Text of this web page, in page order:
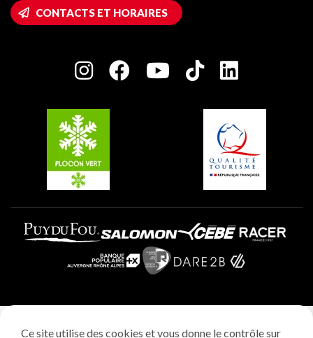
Accès Wifi
Maison des Propriétaires
Charte des Acteurs Engagés
Plagne 1800
Plagne Villages
Plagne Aime 2000
CONTACTS ET HORAIRES
Ce site utilise des cookies et vous donne le contrôle sur